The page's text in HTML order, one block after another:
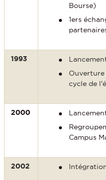
Bourse)
1ers
1993
Ouverture
cycle de
2000
Campus
2002